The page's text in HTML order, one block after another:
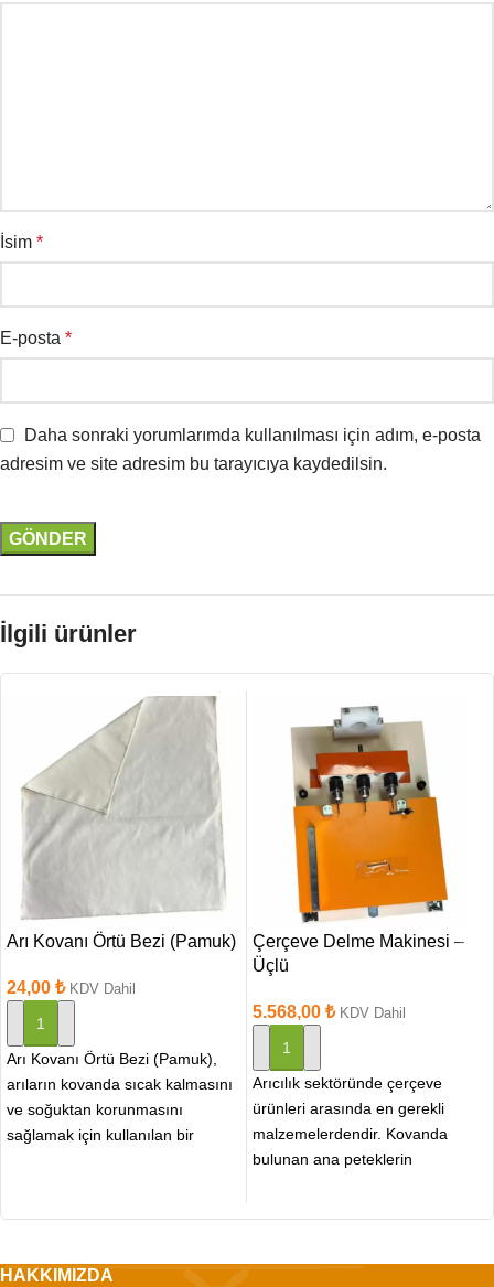
İsim *
E-posta *
Daha sonraki yorumlarımda kullanılması için adım, e-posta
adresim ve site adresim bu tarayıcıya kaydedilsin.
İlgili ürünler
Arı Kovanı Örtü Bezi (Pamuk)
24,00 ₺ KDV Dahil
SEPETE EKLE
Arı Kovanı Örtü Bezi (Pamuk),
arıların kovanda sıcak kalmasını
ve soğuktan korunmasını
sağlamak için kullanılan bir
Üçlü
Çerçeve Delme Makinesi –
Üçlü
5.568,00 ₺ KDV Dahil
SEPETE EKLE
Arıcılık sektöründe çerçeve
ürünleri arasında en gerekli
malzemelerdendir. Kovanda
bulunan ana peteklerin
HAKKIMIZDA